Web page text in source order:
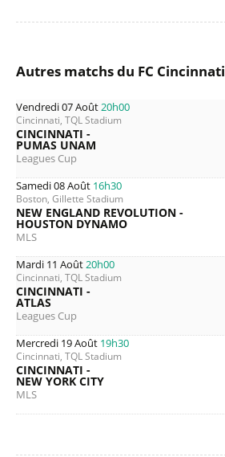
Autres matchs du FC Cincinnati
Vendredi 07 Août20h00
Cincinnati, TQL Stadium
CINCINNATI -
PUMAS UNAM
Leagues Cup
Samedi 08 Août 16h30
Boston, Gillette Stadium
NEW ENGLAND REVOLUTION -
HOUSTON DYNAMO
MLS
Mardi 11 Août20h00
Cincinnati, TQL Stadium
CINCINNATI -
ATLAS
Leagues Cup
Mercredi 19 Août 19h30
Cincinnati, TQL Stadium
CINCINNATI -
NEW YORK CITY
MLS